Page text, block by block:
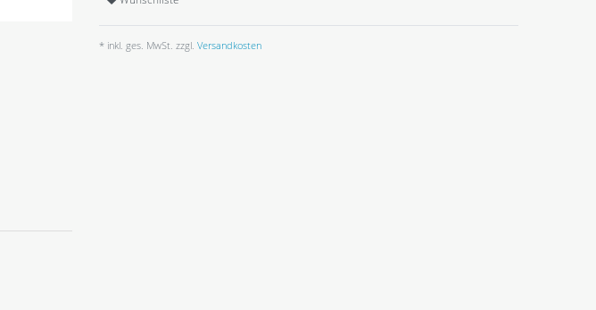
* inkl. ges. MwSt. zzgl. Versandkosten